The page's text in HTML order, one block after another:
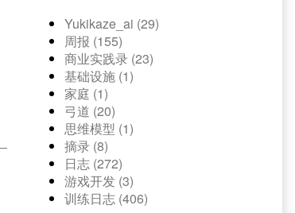
Yukikaze_ai (29)
周报 (155)
商业实践录 (23)
基础设施 (1)
家庭 (1)
弓道 (20)
思维模型 (1)
摘录 (8)
日志 (272)
游戏开发 (3)
训练日志 (406)